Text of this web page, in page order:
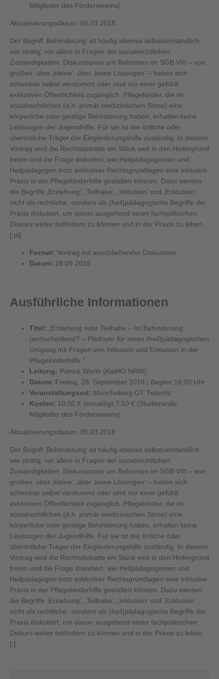
Mitglieder des Fördervereins)
Aktualisierungsdatum: 05.03.2018
Der Begriff ‚Behinderung‘ ist häufig ebenso selbstverständlich
wie strittig, vor allem in Fragen der sozialrechtlichen
Zuständigkeiten. Diskussionen um Reformen im SGB VIII – von
großen, über ‚kleine‘, über ‚keine Lösungen‘ – haben sich
scheinbar selbst verstummt oder sind nur einer gefühlt
exklusiven Öffentlichkeit zugänglich. Pflegekinder, die im
sozialrechtlichen (d.h. primär medizinischen Sinne) eine
körperliche oder geistige Behinderung haben, erhalten keine
Leistungen der Jugendhilfe. Für sie ist der örtliche oder
überörtliche Träger der Eingliederungshilfe zuständig. In diesem
Vortrag wird die Rechtsdebatte ein Stück weit in den Hintergrund
treten und die Frage diskutiert, wie Heilpädagoginnen und
Heilpädagogen trotz exklusiver Rechtsgrundlagen eine inklusive
Praxis in der Pflegekinderhilfe gestalten können. Dazu werden
die Begriffe ‚Erziehung‘, ‚Teilhabe‘, ‚Inklusion‘ und ‚Exklusion‘
nicht als rechtliche, sondern als (heil)pädagogische Begriffe der
Praxis diskutiert, um davon ausgehend einen fachpolitischen
Diskurs weiter befördern zu können und in der Praxis zu leben.
[:pl]
Format: Vortrag mit anschließender Diskussion
Datum: 28.09.2018
Ausführliche Informationen
Titel:
„Erziehung oder Teilhabe – Ist Behinderung
(ent)scheidend? – Plädoyer für einen (heil)pädagogischen
Umgang mit Fragen von Inklusion und Exklusion in der
Pflegekinderhilfe.“
Leitung: Patrick Werth (KatHO NRW)
Datum: Freitag, 28. September 2018 | Beginn 16:00 Uhr
Veranstaltungsort: Müncheberg OT Trebnitz
Kosten: 10,00 € (ermäßigt 7,50 € (Studierende,
Mitglieder des Fördervereins)
Aktualisierungsdatum: 05.03.2018
Der Begriff ‚Behinderung‘ ist häufig ebenso selbstverständlich
wie strittig, vor allem in Fragen der sozialrechtlichen
Zuständigkeiten. Diskussionen um Reformen im SGB VIII – von
großen, über ‚kleine‘, über ‚keine Lösungen‘ – haben sich
scheinbar selbst verstummt oder sind nur einer gefühlt
exklusiven Öffentlichkeit zugänglich. Pflegekinder, die im
sozialrechtlichen (d.h. primär medizinischen Sinne) eine
körperliche oder geistige Behinderung haben, erhalten keine
Leistungen der Jugendhilfe. Für sie ist der örtliche oder
überörtliche Träger der Eingliederungshilfe zuständig. In diesem
Vortrag wird die Rechtsdebatte ein Stück weit in den Hintergrund
treten und die Frage diskutiert, wie Heilpädagoginnen und
Heilpädagogen trotz exklusiver Rechtsgrundlagen eine inklusive
Praxis in der Pflegekinderhilfe gestalten können. Dazu werden
die Begriffe ‚Erziehung‘, ‚Teilhabe‘, ‚Inklusion‘ und ‚Exklusion‘
nicht als rechtliche, sondern als (heil)pädagogische Begriffe der
Praxis diskutiert, um davon ausgehend einen fachpolitischen
Diskurs weiter befördern zu können und in der Praxis zu leben.
[:]